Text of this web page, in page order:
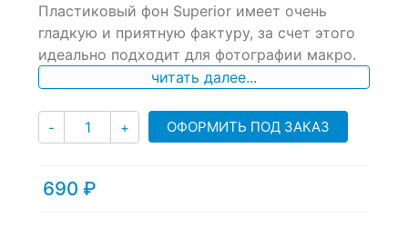
ratings
Пластиковый фон Superior имеет очень
гладкую и приятную фактуру, за счет этого
идеально подходит для фотографии макро.
читать далее...
- Количество
+ ОФОРМИТЬ ПОД ЗАКАЗ
690 ₽